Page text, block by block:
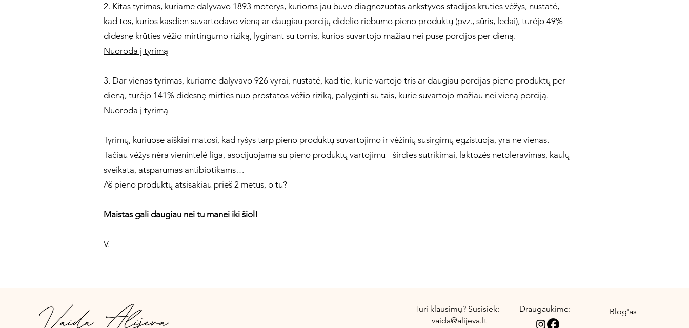
2. Kitas tyrimas, kuriame dalyvavo 1893 moterys, kurioms jau buvo diagnozuotas ankstyvos stadijos krūties vėžys, nustatė,
kad tos, kurios kasdien suvartodavo vieną ar daugiau porcijų didelio riebumo pieno produktų (pvz., sūris, ledai), turėjo 49%
didesnę krūties vėžio mirtingumo riziką, lyginant su tomis, kurios suvartojo mažiau nei pusę porcijos per dieną.
Nuoroda į tyrimą
3. Dar vienas tyrimas, kuriame dalyvavo 926 vyrai, nustatė, kad tie, kurie vartojo tris ar daugiau porcijas pieno produktų per
dieną, turėjo 141% didesnę mirties nuo prostatos vėžio riziką, palyginti su tais, kurie suvartojo mažiau nei vieną porciją.
Nuoroda į tyrimą
Tyrimų, kuriuose aiškiai matosi, kad ryšys tarp pieno produktų suvartojimo ir vėžinių susirgimų egzistuoja, yra ne vienas.
Tačiau vėžys nėra vienintelė liga, asocijuojama su pieno produktų vartojimu - širdies sutrikimai, laktozės netoleravimas, kaulų
sveikata, atsparumas antibiotikams…
Aš pieno produktų atsisakiau prieš 2 metus, o tu?
Maistas gali daugiau nei tu manei iki šiol!
V.
Turi klausimų? Susisiek:
vaida@alijeva.lt
Draugaukime: Blog'as